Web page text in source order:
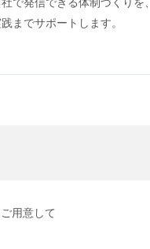
までサポートします。
用意して